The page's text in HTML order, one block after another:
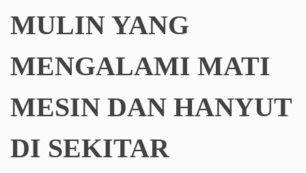
MULIN YANG
MENGALAMI MATI
MESIN DAN HANYUT
DI SEKITAR